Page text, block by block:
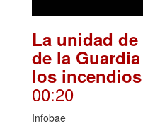
La unidad
de la
los
00:20
Infobae